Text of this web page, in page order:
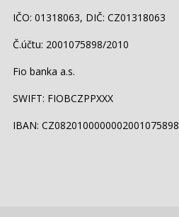
IČO: 01318063, DIČ: CZ01318063
Č.účtu: 2001075898/2010
Fio banka a.s.
SWIFT: FIOBCZPPXXX
IBAN: CZ0820100000002001075898